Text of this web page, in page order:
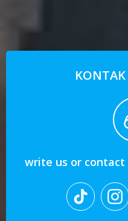
write us or contact